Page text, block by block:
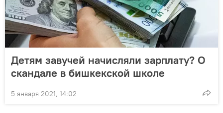
Детям завучей начисляли зарплату? О
скандале в бишкекской школе
5 января 2021, 14:02